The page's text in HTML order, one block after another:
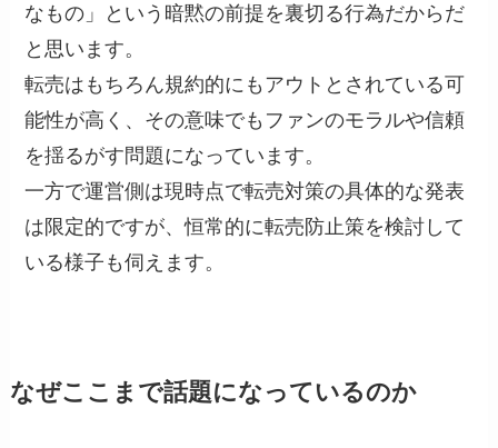
なもの」という暗黙の前提を裏切る行為だからだ
と思います。
転売はもちろん規約的にもアウトとされている可
能性が高く、その意味でもファンのモラルや信頼
を揺るがす問題になっています。
一方で運営側は現時点で転売対策の具体的な発表
は限定的ですが、恒常的に転売防止策を検討して
いる様子も伺えます。
なぜここまで話題になっているのか